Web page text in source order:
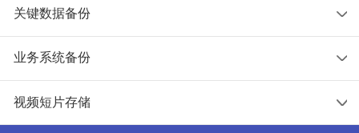
关键数据备份
业务系统备份
视频短片存储